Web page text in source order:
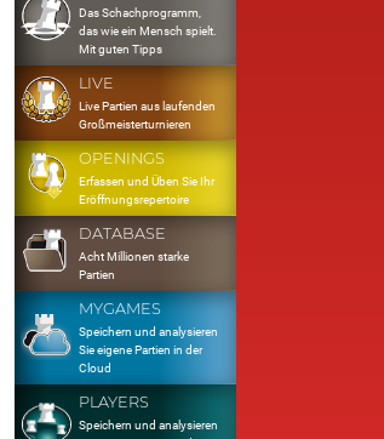
Das Schachprogramm,
das wie ein Mensch spielt.
Mit guten Tipps
LIVE
Live Partien aus laufenden
Großmeisterturnieren
OPENINGS
Erfassen und Üben Sie Ihr
Eröffnungsrepertoire
DATABASE
Acht Millionen starke
Partien
MYGAMES
Speichern und analysieren
Sie eigene Partien in der
Cloud
PLAYERS
Speichern und analysieren